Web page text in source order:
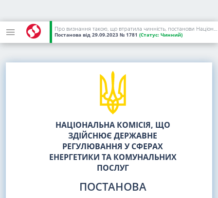
Про визнання такою, що втратила чинність, постанови Національної комісії, що здійснює державне регулювання у сферах енергетики та комунальних послуг, від 27 грудня 2022 року N 1866
Постанова від 29.09.2023 № 1781 (Статус: Чинний)
НАЦІОНАЛЬНА КОМІСІЯ, ЩО
ЗДІЙСНЮЄ ДЕРЖАВНЕ
РЕГУЛЮВАННЯ У СФЕРАХ
ЕНЕРГЕТИКИ ТА КОМУНАЛЬНИХ
ПОСЛУГ
ПОСТАНОВА